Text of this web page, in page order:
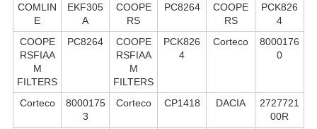
COMLIN
E
EKF305
A
COOPE
RS
PC8264
COOPE
RS
PCK826
4
COOPE
RSFIAA
M
FILTERS
PC8264
COOPE
RSFIAA
M
FILTERS
PCK826
4
Corteco
8000176
0
Corteco
8000175
3
Corteco CP1418 DACIA
2727721
00R